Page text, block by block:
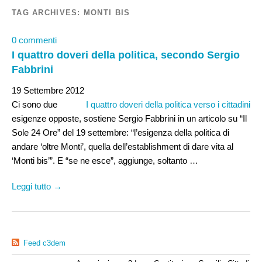
TAG ARCHIVES: MONTI BIS
0 commenti
I quattro doveri della politica, secondo Sergio
Fabbrini
19 Settembre 2012
I quattro doveri della politica verso i cittadini
Ci sono due
esigenze opposte, sostiene Sergio Fabbrini in un articolo su “Il
Sole 24 Ore” del 19 settembre: “l’esigenza della politica di
andare ‘oltre Monti’, quella dell’establishment di dare vita al
‘Monti bis’”. E “se ne esce”, aggiunge, soltanto …
Leggi tutto →
Feed c3dem